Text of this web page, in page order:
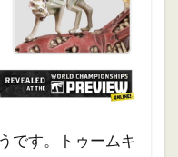
です。トゥームキ